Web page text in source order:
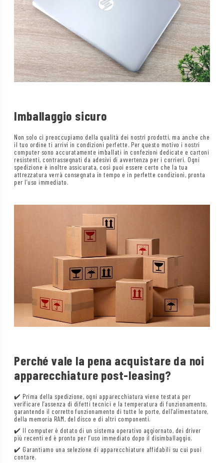
Imballaggio sicuro
Non solo ci preoccupiamo della qualità dei nostri prodotti, ma anche che
il tuo ordine ti arrivi in condizioni perfette. Per questo motivo i nostri
computer sono accuratamente imballati in confezioni dedicate e cartoni
resistenti, contrassegnati da adesivi di avvertenza per i corrieri. Ogni
spedizione è inoltre assicurata, così puoi essere certo che la tua
attrezzatura verrà consegnata in tempo e in perfette condizioni, pronta
per l’uso immediato.
Perché vale la pena acquistare da noi
apparecchiature post-leasing?
✔️ Prima della spedizione, ogni apparecchiatura viene testata per
verificare l’assenza di difetti tecnici e la temperatura di funzionamento,
garantendo il corretto funzionamento di tutte le porte, dell’alimentatore,
della memoria RAM, del disco e di altri componenti.
✔️ Il computer è dotato di un sistema operativo aggiornato, dei driver
più recenti ed è pronto per l’uso immediato dopo il disimballaggio.
✔️ Garantiamo una selezione di apparecchiature affidabili su cui puoi
contare.